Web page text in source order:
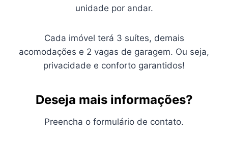
unidade por andar.
Cada imóvel terá 3 suítes, demais
acomodações e 2 vagas de garagem. Ou seja,
privacidade e conforto garantidos!
Deseja mais informações?
Preencha o formulário de contato.